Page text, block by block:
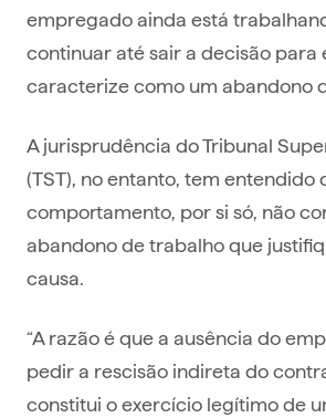
empregado ainda está
continuar até sair a decisão para
caracterize como um abandono
A jurisprudência do Tribunal
(TST), no entanto, tem entendido
comportamento, por si só, não
abandono de trabalho que
causa.
“A razão é que a ausência do
pedir a rescisão indireta do
constitui o exercício legítimo de